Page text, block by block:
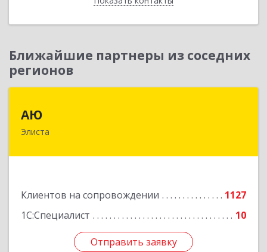
Ближайшие партнеры из соседних
регионов
АЮ
Элиста
Клиентов на сопровождении
1127
1С:Специалист
10
Отправить заявку
358009, Калмыкия Респ, Элиста г, А.С.Пушкина
Отправить заявку